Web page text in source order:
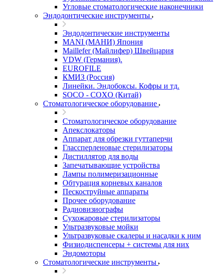
Угловые стоматологические наконечники
Эндодонтические инструменты
Эндодонтические инструменты
MANI (МАНИ) Япония
Maillefer (Майлифер) Швейцария
VDW (Германия).
EUROFILE
КМИЗ (Россия)
Линейки. Эндобоксы. Кофры и тд.
SOCO - COXO (Китай)
Стоматологическое оборудование
Стоматологическое оборудование
Апекслокаторы
Аппарат для обрезки гуттаперчи
Глассперленовые стерилизаторы
Дистиллятор для воды
Запечатывающие устройства
Лампы полимеризационные
Обтурация корневых каналов
Пескоструйные аппараты
Прочее оборудование
Радиовизиографы
Сухожаровые стерилизаторы
Ультразвуковые мойки
Ультразвуковые скалеры и насадки к ним
Физиодиспенсеры + системы для них
Эндомоторы
Стоматологические инструменты